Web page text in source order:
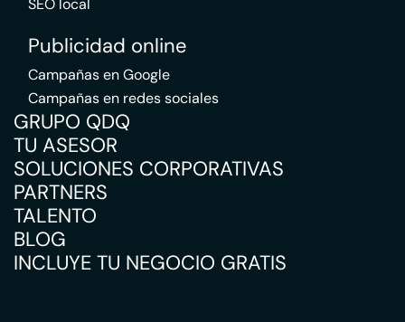
SEO local
Publicidad online
Campañas en Google
Campañas en redes sociales
GRUPO QDQ
TU ASESOR
SOLUCIONES CORPORATIVAS
PARTNERS
TALENTO
BLOG
INCLUYE TU NEGOCIO GRATIS